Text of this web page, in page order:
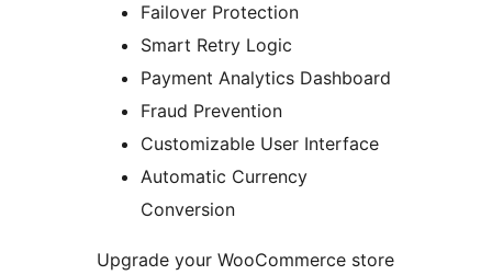
Failover Protection
Smart Retry Logic
Payment Analytics Dashboard
Fraud Prevention
Customizable User Interface
Automatic Currency
Conversion
Upgrade your WooCommerce store